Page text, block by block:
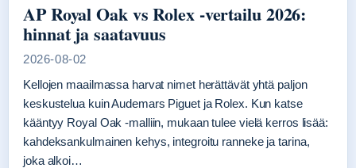
AP Royal Oak vs Rolex -vertailu 2026:
hinnat ja saatavuus
2026-08-02
Kellojen maailmassa harvat nimet herättävät yhtä paljon
keskustelua kuin Audemars Piguet ja Rolex. Kun katse
kääntyy Royal Oak -malliin, mukaan tulee vielä kerros lisää:
kahdeksankulmainen kehys, integroitu ranneke ja tarina,
joka alkoi…